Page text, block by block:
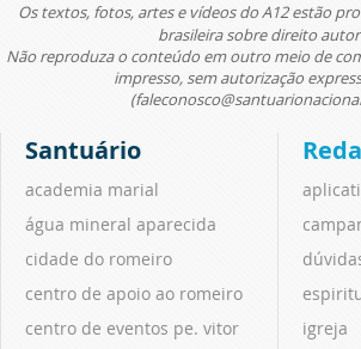
Os textos, fotos, artes e vídeos do A12 estão
brasileira sobre direito
Não reproduza o conteúdo em outro meio de
impresso, sem autorização
Santuário
academia marial
água mineral aparecida
cidade do romeiro
centro de apoio ao romeiro
centro de eventos pe. vitor
igreja